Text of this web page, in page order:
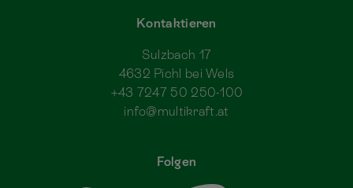
Folgen
Kontaktieren
Sulzbach 17
4632 Pichl bei Wels
+43 7247 50 250-100
info@multikraft.at